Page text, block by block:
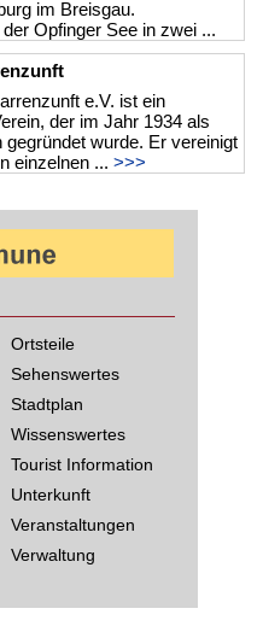
im Breisgau.
Opfinger See in zwei ...
e.V. ist ein
der im Jahr 1934 als
gegründet wurde. Er vereinigt
einzelnen ... >>>
Ortsteile
Sehenswertes
Stadtplan
Wissenswertes
Tourist Information
Unterkunft
Veranstaltungen
Verwaltung